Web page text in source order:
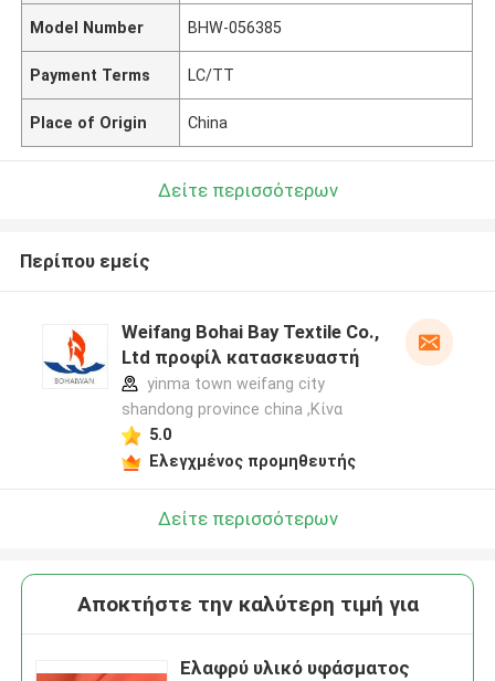
Model Number BHW-056385
Payment Terms LC/TT
Place of Origin China
Δείτε περισσότερων
Περίπου εμείς
Weifang Bohai Bay Textile Co.,
Ltd προφίλ κατασκευαστή
yinma town weifang city
shandong province china ,Κίνα
5.0
Ελεγχμένος προμηθευτής
Δείτε περισσότερων
Αποκτήστε την καλύτερη τιμή για
Ελαφρύ υλικό υφάσματος